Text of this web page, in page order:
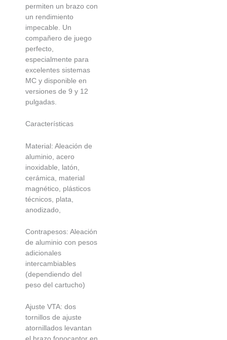
permiten un brazo con
un rendimiento
impecable. Un
compañero de juego
perfecto,
especialmente para
excelentes sistemas
MC y disponible en
versiones de 9 y 12
pulgadas.
Características
Material: Aleación de
aluminio, acero
inoxidable, latón,
cerámica, material
magnético, plásticos
técnicos, plata,
anodizado,
Contrapesos: Aleación
de aluminio con pesos
adicionales
intercambiables
(dependiendo del
peso del cartucho)
Ajuste VTA: dos
tornillos de ajuste
atornillados levantan